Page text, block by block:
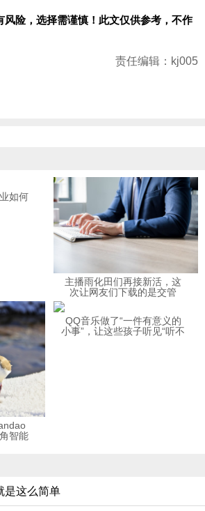
风险，选择需谨慎！此文仅供参考，不作
责任编辑：kj005
如何
主播雨化田们再接新活，这
次让网友们下载的是交管
智能
QQ音乐做了“一件有意义的
小事”，让这些孩子听见“听不
是这么简单